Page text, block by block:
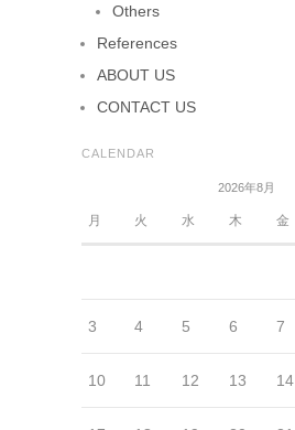
Others
References
ABOUT US
CONTACT US
CALENDAR
2026年8月
月 火 水 木 金
3 4 5 6 7
10 11 12 13 14